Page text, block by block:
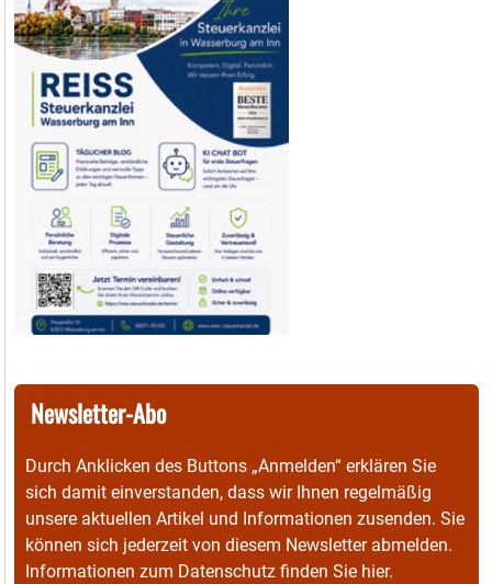
Newsletter-Abo
Durch Anklicken des Buttons „Anmelden“ erklären Sie
sich damit einverstanden, dass wir Ihnen regelmäßig
unsere aktuellen Artikel und Informationen zusenden. Sie
können sich jederzeit von diesem Newsletter abmelden.
Informationen zum Datenschutz finden Sie hier.